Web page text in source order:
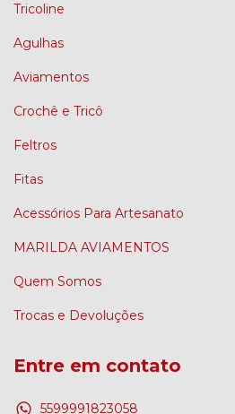
Tricoline
Agulhas
Aviamentos
Crochê e Tricô
Feltros
Fitas
Acessórios Para Artesanato
MARILDA AVIAMENTOS
Quem Somos
Trocas e Devoluções
Entre em contato
5599991823058